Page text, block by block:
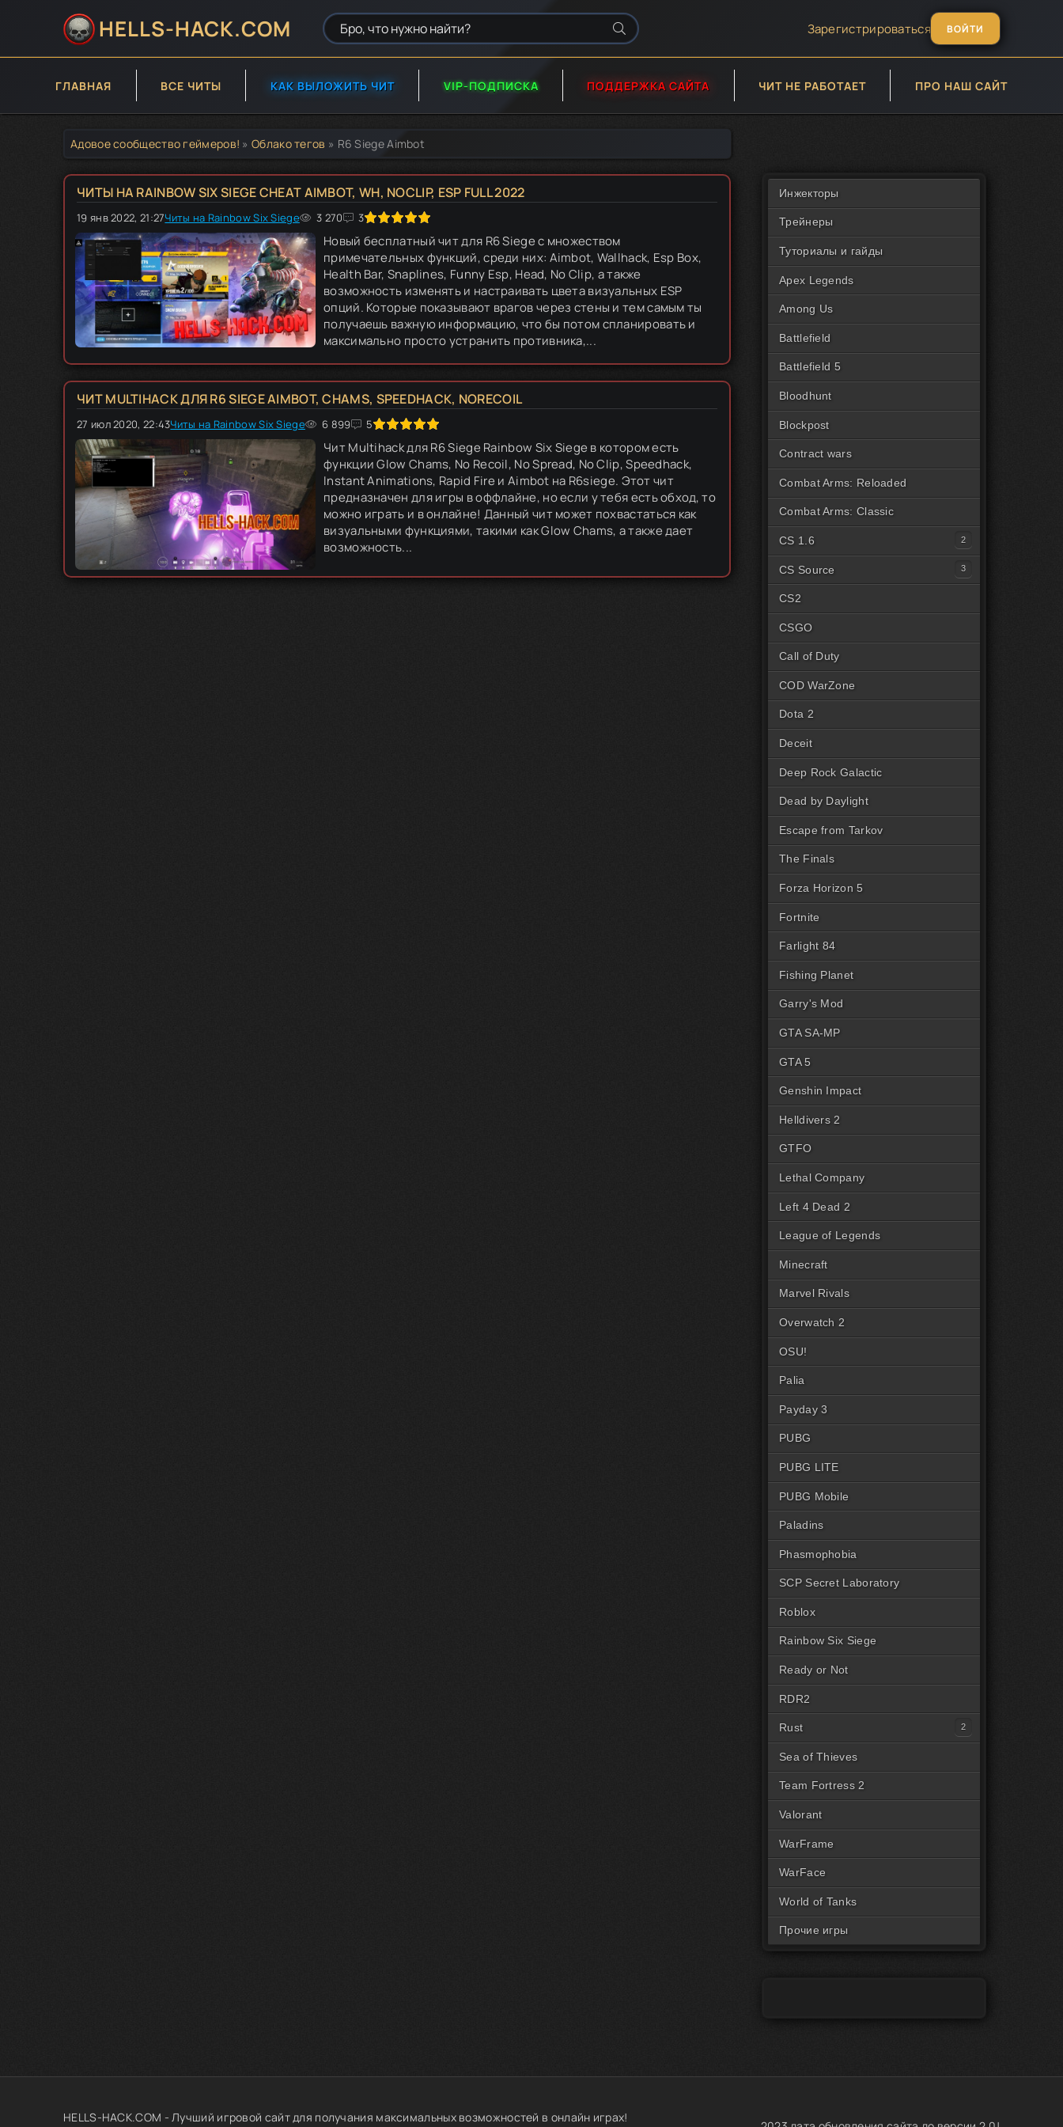
HELLS-HACK.COM Зарегистрироваться ВОЙТИ
ГЛАВНАЯ ВСЕ ЧИТЫ КАК ВЫЛОЖИТЬ ЧИТ VIP-ПОДПИСКА ПОДДЕРЖКА САЙТА ЧИТ НЕ РАБОТАЕТ ПРО НАШ САЙТ
Адовое сообщество геймеров! »Облако тегов » R6 Siege Aimbot
ЧИТЫ НА RAINBOW SIX SIEGE CHEAT AIMBOT, WH, NOCLIP, ESP FULL 2022
19 янв 2022, 21:27Читы на Rainbow Six Siege 3 270 3
100 1 2 3 4 5
Новый бесплатный чит для R6 Siege с множеством
примечательных функций, среди них: Aimbot, Wallhack, Esp Box,
Health Bar, Snaplines, Funny Esp, Head, No Clip, а также
возможность изменять и настраивать цвета визуальных ESP
опций. Которые показывают врагов через стены и тем самым ты
получаешь важную информацию, что бы потом спланировать и
максимально просто устранить противника,...
ЧИТ MULTIHACK ДЛЯ R6 SIEGE AIMBOT, CHAMS, SPEEDHACK, NORECOIL
27 июл 2020, 22:43Читы на Rainbow Six Siege 6 899 5
100 1 2 3 4 5
Чит Multihack для R6 Siege Rainbow Six Siege в котором есть
функции Glow Chams, No Recoil, No Spread, No Clip, Speedhack,
Instant Animations, Rapid Fire и Aimbot на R6siege. Этот чит
предназначен для игры в оффлайне, но если у тебя есть обход, то
можно играть и в онлайне! Данный чит может похвастаться как
визуальными функциями, такими как Glow Chams, а также дает
возможность...
Инжекторы
Трейнеры
Туториалы и гайды
Apex Legends
Among Us
Battlefield
Battlefield 5
Bloodhunt
Blockpost
Contract wars
Combat Arms: Reloaded
Combat Arms: Classic
CS 1.6
Читы для CS1.6 [Steam]
Читы для CS1.6 [Пиратка]
CS Source
Читы на CSS Steam
Читы на CSS Пиратка
CS2
CSGO
Call of Duty
COD WarZone
Dota 2
Deceit
Deep Rock Galactic
Dead by Daylight
Escape from Tarkov
The Finals
Forza Horizon 5
Fortnite
Farlight 84
Fishing Planet
Garry's Mod
GTA SA-MP
GTA 5
Genshin Impact
Helldivers 2
GTFO
Lethal Company
Left 4 Dead 2
League of Legends
Minecraft
Marvel Rivals
Overwatch 2
OSU!
Palia
Payday 3
PUBG
PUBG LITE
PUBG Mobile
Paladins
Phasmophobia
SCP Secret Laboratory
Roblox
Rainbow Six Siege
Ready or Not
RDR2
Rust
Читы на Rust Steam
Читы на Rust Пиратка
Sea of Thieves
Team Fortress 2
Valorant
WarFrame
WarFace
World of Tanks
Прочие игры
HELLS-HACK.COM - Лучший игровой сайт для получания максимальных возможностей в онлайн играх!